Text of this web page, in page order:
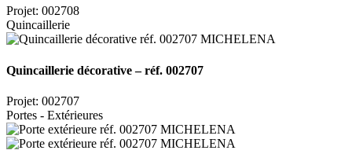
Projet: 002708
Quincaillerie
Quincaillerie décorative – réf. 002707
Projet: 002707
Portes - Extérieures